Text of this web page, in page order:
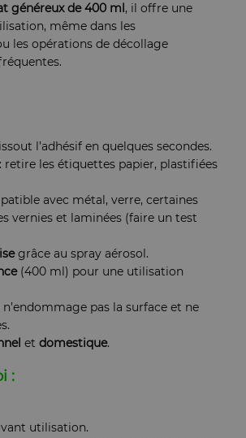
généreux de 400 ml, il offre une
même dans les
les opérations de décollage
l’adhésif en quelques secondes.
retire les étiquettes papier, plastifiées
avec métal, verre, certaines
vernies et laminées (faire un test
grâce au spray aérosol.
(400 ml) pour une utilisation
pas la surface et ne
et domestique.
:
utilisation.